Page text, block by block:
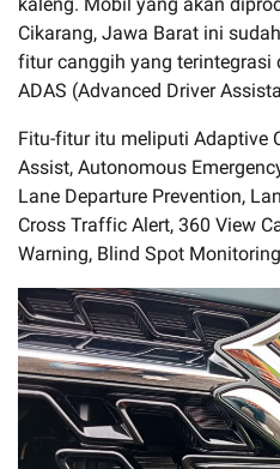
Cikarang, Jawa Barat ini
fitur canggih yang terintegrasi
ADAS (Advanced Driver
Fitu-fitur itu meliputi Adaptive
Assist, Autonomous
Lane Departure Prevention,
Cross Traffic Alert, 360 View
Warning, Blind Spot